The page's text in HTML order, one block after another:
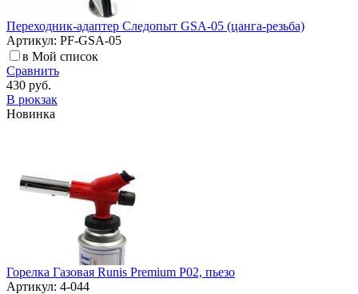
Переходник-адаптер Следопыт GSA-05 (цанга-резьба)
Артикул: PF-GSA-05
в Мой список
Сравнить
430 руб.
В рюкзак
Новинка
Горелка Газовая Runis Premium P02, пьезо
Артикул: 4-044